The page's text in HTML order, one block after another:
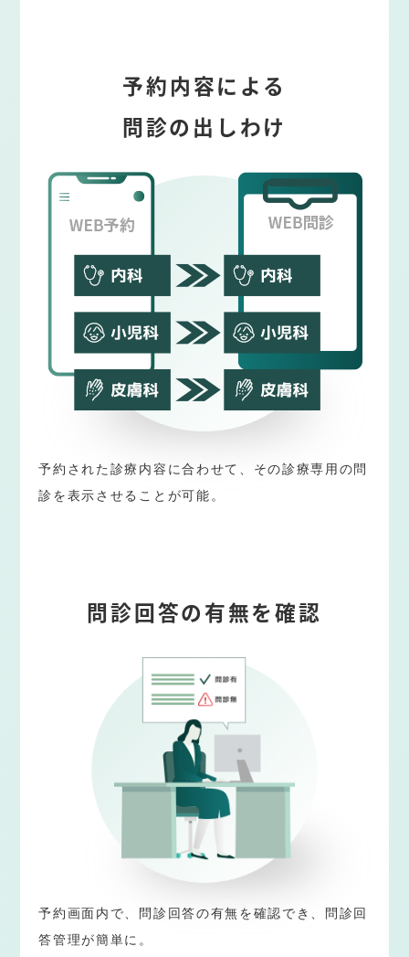
予約内容による
問診の出しわけ
予約された診療内容に合わせて、その診療専用の問
診を表示させることが可能。
問診回答の有無を確認
予約画面内で、問診回答の有無を確認でき、問診回
答管理が簡単に。